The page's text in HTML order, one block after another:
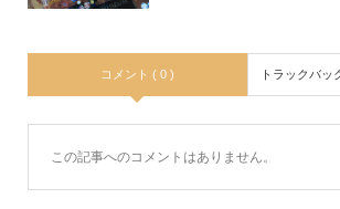
コメント ( 0 ) トラックバッ
この記事へのコメントはありません。